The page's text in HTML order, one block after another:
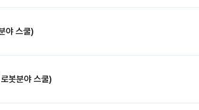
야 스쿨)
봇분야 스쿨)